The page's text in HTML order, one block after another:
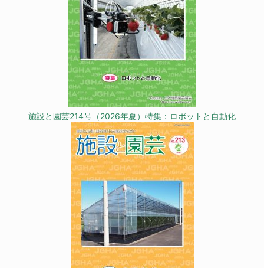
施設と園芸214号（2026年夏）特集：ロボットと自動化